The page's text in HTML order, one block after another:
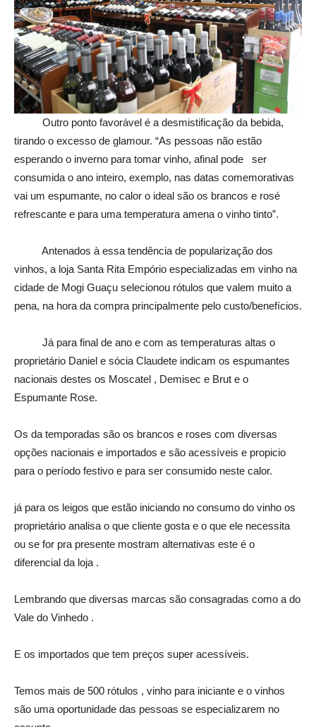
Outro ponto favorável é a desmistificação da bebida,
tirando o excesso de glamour. “As pessoas não estão
esperando o inverno para tomar vinho, afinal pode ser
consumida o ano inteiro, exemplo, nas datas comemorativas
vai um espumante, no calor o ideal são os brancos e rosé
refrescante e para uma temperatura amena o vinho tinto”.
Antenados à essa tendência de popularização dos
vinhos, a loja Santa Rita Empório especializadas em vinho na
cidade de Mogi Guaçu selecionou rótulos que valem muito a
pena, na hora da compra principalmente pelo custo/benefícios.
Já para final de ano e com as temperaturas altas o
proprietário Daniel e sócia Claudete indicam os espumantes
nacionais destes os Moscatel , Demisec e Brut e o
Espumante Rose.
Os da temporadas são os brancos e roses com diversas
opções nacionais e importados e são acessíveis e propicio
para o período festivo e para ser consumido neste calor.
já para os leigos que estão iniciando no consumo do vinho os
proprietário analisa o que cliente gosta e o que ele necessita
ou se for pra presente mostram alternativas este é o
diferencial da loja .
Lembrando que diversas marcas são consagradas como a do
Vale do Vinhedo .
E os importados que tem preços super acessíveis.
Temos mais de 500 rótulos , vinho para iniciante e o vinhos
são uma oportunidade das pessoas se especializarem no